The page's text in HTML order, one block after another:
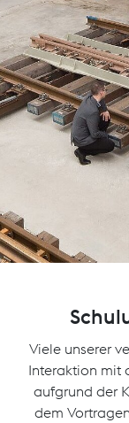
Viele unserer
Interaktion mit
aufgrund der
dem